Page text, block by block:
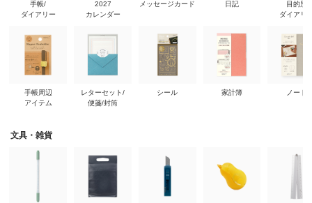
手帳/
ダイアリー
手帳周辺
アイテム
2027
カレンダー
レターセット/
便箋/封筒
メッセージカード
シール
日記
家計簿
目的別
ダイアリ
ノート
文具・雑貨